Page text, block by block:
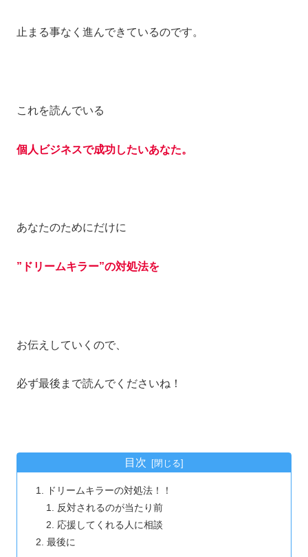
止まる事なく進んできているのです。
これを読んでいる
個人ビジネスで成功したいあなた。
あなたのためにだけに
”ドリームキラー”の対処法を
お伝えしていくので、
必ず最後まで読んでくださいね！
目次
ドリームキラーの対処法！！
反対されるのが当たり前
応援してくれる人に相談
最後に